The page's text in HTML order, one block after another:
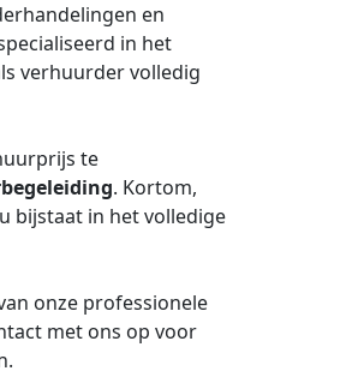
en
in het
verhuurder volledig
te
. Kortom,
bijstaat in het volledige
onze professionele
met ons op voor